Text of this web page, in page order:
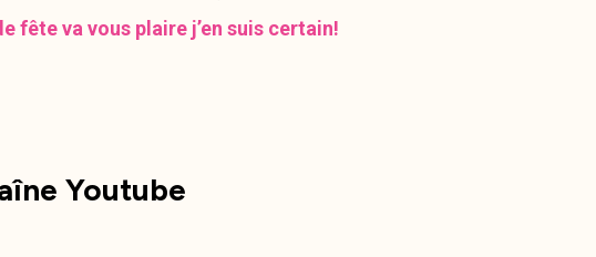
fête va vous plaire j’en suis certain!
Youtube